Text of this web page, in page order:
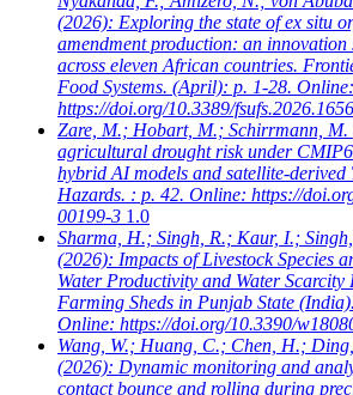
(2026): Exploring the state of ex situ
amendment production: an innovation
across eleven African countries.
Food Systems. (April): p. 1-28. Online:
https://doi.org/10.3389/
Zare, M.; Hobart, M.; Schirrmann, M.
agricultural drought risk under
hybrid AI models and satellite-
Hazards. : p. 42. Online: https://
00199-3 1.0
Sharma, H.; Singh, R.; Kaur, I.;
(2026): Impacts of Livestock Species
Water Productivity and Water
Farming Sheds in Punjab State
Online: https://doi.org/10.3390/
Wang, W.; Huang, C.; Chen, H.;
(2026): Dynamic monitoring and
contact bounce and rolling during